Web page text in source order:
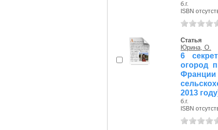
б.г.
ISBN
Статья
Юрина, О.
6
огород
2013
б.г.
ISBN